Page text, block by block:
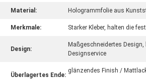
Material: Hologrammfolie aus
Merkmale: Starker Kleber, halten die
Design:
Maßgeschneidertes
Designservice
Überlagertes Ende:
glänzendes Finish /